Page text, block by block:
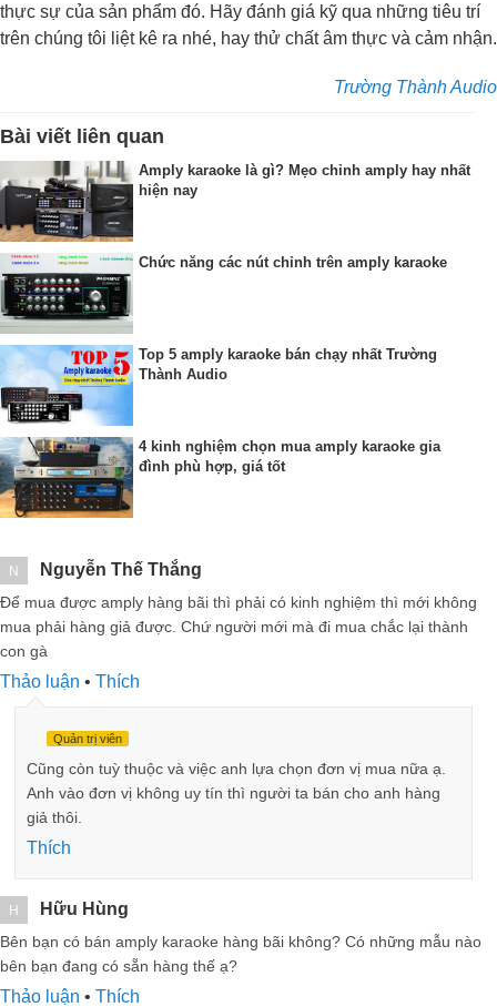
thực sự của sản phẩm đó. Hãy đánh giá kỹ qua những tiêu trí
trên chúng tôi liệt kê ra nhé, hay thử chất âm thực và cảm nhận.
Trường Thành Audio
Bài viết liên quan
Amply karaoke là gì? Mẹo chỉnh amply hay nhất
hiện nay
Chức năng các nút chỉnh trên amply karaoke
Top 5 amply karaoke bán chạy nhất Trường
Thành Audio
4 kinh nghiệm chọn mua amply karaoke gia
đình phù hợp, giá tốt
N Nguyễn Thế Thắng
Để mua được amply hàng bãi thì phải có kinh nghiệm thì mới không
mua phải hàng giả được. Chứ người mới mà đi mua chắc lại thành
con gà
Thảo luận • Thích
Quản trị viên
Cũng còn tuỳ thuộc và việc anh lựa chọn đơn vị mua nữa ạ.
Anh vào đơn vị không uy tín thì người ta bán cho anh hàng
giả thôi.
Thích
H Hữu Hùng
Bên bạn có bán amply karaoke hàng bãi không? Có những mẫu nào
bên bạn đang có sẵn hàng thế ạ?
Thảo luận • Thích